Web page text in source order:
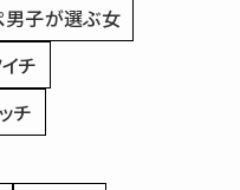
男子が選ぶ女
チ
チ